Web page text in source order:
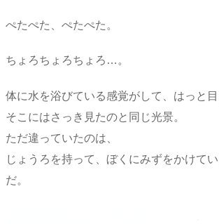
ぺたぺた、ぺたぺた。
ちょろちょろちょろ…。
体に水を浴びている感覚がして、はっと目
そこにはさっき見たのと同じ光景。
ただ違っていたのは、
じょうろを持って、ぼくにみずをかけて
だ。